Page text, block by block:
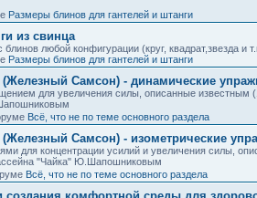
Размеры блинов для гантелей и штанги
из свинца
любой конфигурации (круг, квадрат,звезда и
Размеры блинов для гантелей и штанги
Самсон) - динамические
для увеличения силы, описанные известным
Всё, что не по теме основного раздела
Самсон) - изометрические
для концентрации усилий и увеличения силы,
"Чайка" Ю.Шапошниковым
Всё, что не по теме основного раздела